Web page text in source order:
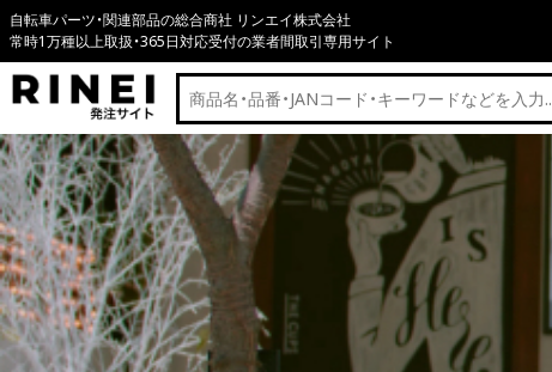
自転車パーツ・関連部品の総合商社 リンエイ株式会社
常時1万種以上取扱・365日対応受付の業者間取引専用サイト